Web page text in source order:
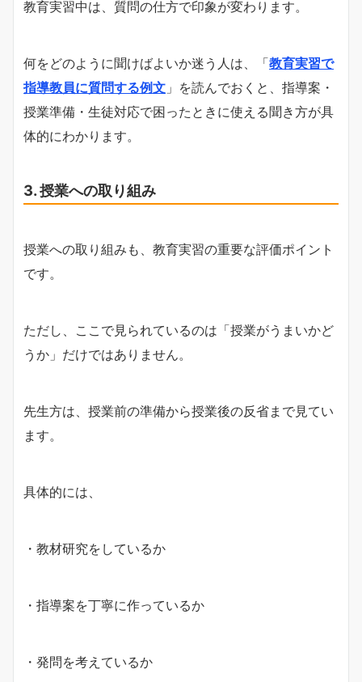
教育実習中は、質問の仕方で印象が変わります。
何をどのように聞けばよいか迷う人は、「教育実習で
指導教員に質問する例文 」を読んでおくと、指導案・
授業準備・生徒対応で困ったときに使える聞き方が具
体的にわかります。
3. 授業への取り組み
授業への取り組みも、教育実習の重要な評価ポイント
です。
ただし、ここで見られているのは「授業がうまいかど
うか」だけではありません。
先生方は、授業前の準備から授業後の反省まで見てい
ます。
具体的には、
・教材研究をしているか
・指導案を丁寧に作っているか
・発問を考えているか